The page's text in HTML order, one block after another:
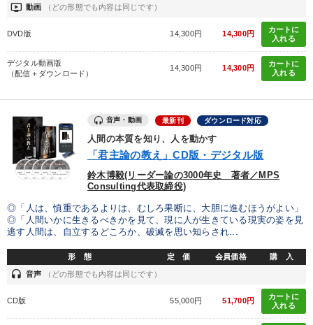
ondemand_video 動画 （どの形態でも内容は同じです）
DVD版 14,300円 14,300円
カートに
入れる
デジタル動画版
（配信＋ダウンロード）
14,300円 14,300円
カートに
入れる
音声・動画 最新刊 ダウンロード対応
人間の本質を知り、人を動かす
「君主論の教え」CD版・デジタル版
鈴木博毅(リーダー論の3000年史 著者／MPS
Consulting代表取締役)
◎「人は、慎重であるよりは、むしろ果断に、大胆に進むほうがよい」
◎「人間いかに生きるべきかを見て、現に人が生きている現実の姿を見
逃す人間は、自立するどころか、破滅を思い知らされ...
形 態 定 価 会員価格 購 入
headset 音声 （どの形態でも内容は同じです）
CD版 55,000円 51,700円
カートに
入れる